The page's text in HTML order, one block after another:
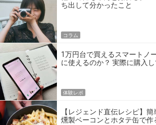
ち出して分かったこと
コラム
1万円台で買えるスマートノ
に使えるのか？ 実際に購入
体験レポ
【レジェンド直伝レシピ】
燻製ベーコンとホタテ缶で